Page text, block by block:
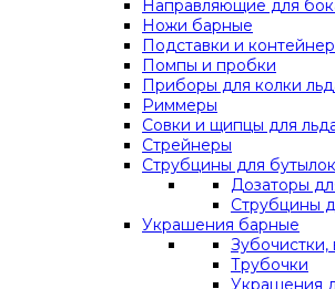
Направляющие для
Ножи барные
Подставки и
Помпы и пробки
Приборы для колки
Риммеры
Совки и щипцы для
Стрейнеры
Струбцины для
Дозаторы
Струбцины
Украшения барные
Трубочки
Украшения